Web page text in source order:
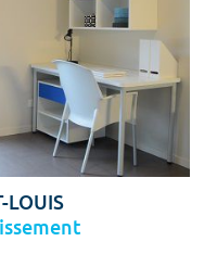
LOUIS